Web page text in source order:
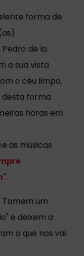
forma de
de la
a sua vista
o céu limpo,
desta forma
horas em
as músicas
.
Tomem um
e deixem a
o que nos vai